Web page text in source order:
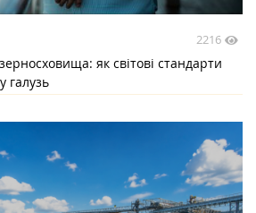
2216
як світові стандарти
галузь